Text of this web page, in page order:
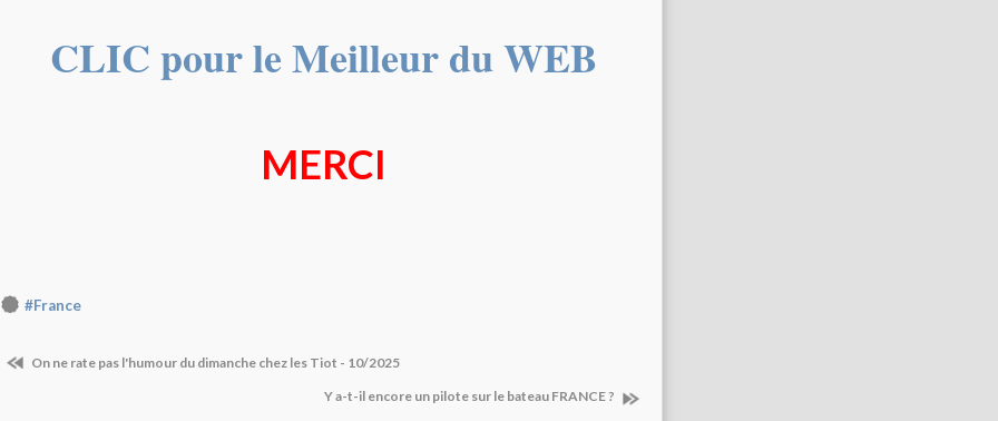
CLIC pour le Meilleur du WEB
MERCI
#France
On ne rate pas l'humour du dimanche chez les Tiot - 10/2025
Y a-t-il encore un pilote sur le bateau FRANCE ?